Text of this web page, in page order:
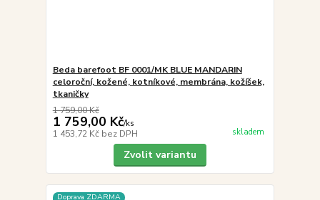
Beda barefoot BF 0001/MK BLUE MANDARIN
celoroční, kožené, kotníkové, membrána, kožíšek,
tkaničky
1 759,00 Kč
1 759,00 Kč/ks
1 453,72 Kč bez DPH skladem
Zvolit variantu
Doprava ZDARMA